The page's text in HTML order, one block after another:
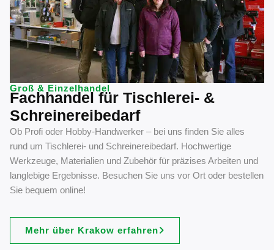
Groß & Einzelhandel
Fachhandel für Tischlerei- &
Schreinereibedarf
Ob Profi oder Hobby-Handwerker – bei uns finden Sie alles
rund um Tischlerei- und Schreinereibedarf. Hochwertige
Werkzeuge, Materialien und Zubehör für präzises Arbeiten und
langlebige Ergebnisse. Besuchen Sie uns vor Ort oder bestellen
Sie bequem online!
Mehr über Krakow erfahren